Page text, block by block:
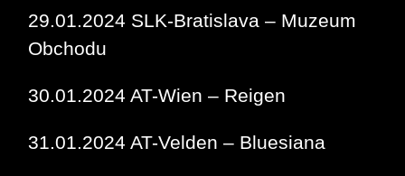
29.01.2024 SLK-Bratislava – Muzeum
Obchodu
30.01.2024 AT-Wien – Reigen
31.01.2024 AT-Velden – Bluesiana